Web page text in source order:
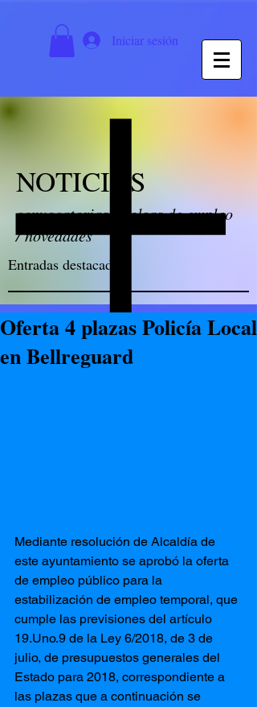
Iniciar sesión
NOTICIAS
convocatorias / bolsas de empleo
/ novedades
Entradas destacadas
Oferta 4 plazas Policía Local
en Bellreguard
Mediante resolución de Alcaldía de
este ayuntamiento se aprobó la oferta
de empleo público para la
estabilización de empleo temporal, que
cumple las previsiones del artículo
19.Uno.9 de la Ley 6/2018, de 3 de
julio, de presupuestos generales del
Estado para 2018, correspondiente a
las plazas que a continuación se